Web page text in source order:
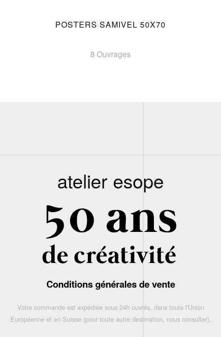
POSTERS SAMIVEL 50X70
8 Ouvrages
atelier esope
Conditions générales de vente
Votre commande est expédiée sous 24h ouvrés, dans toute l'Union
Européenne et en Suisse (pour toute autre destination, nous consulter),